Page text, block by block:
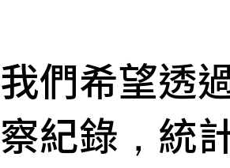
我們希望透
察紀錄，統